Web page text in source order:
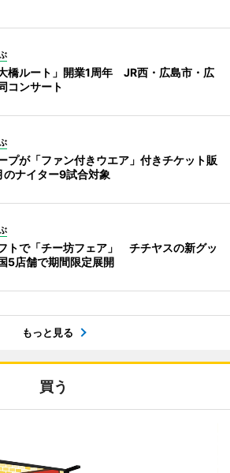
大橋ルート」開業1周年 JR西・広島市・広
コンサート
プが「ファン付きウエア」付きチケット販
ナイター9試合対象
トで「チー坊フェア」 チチヤスの新グッ
5店舗で期間限定展開
もっと見る
買う